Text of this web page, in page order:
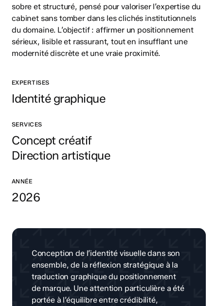
sobre et structuré, pensé pour valoriser l’expertise du
cabinet sans tomber dans les clichés institutionnels
du domaine. L’objectif : affirmer un positionnement
sérieux, lisible et rassurant, tout en insufflant une
modernité discrète et une vraie proximité.
EXPERTISES
Identité graphique
SERVICES
Concept créatif
Direction artistique
ANNÉE
2026
Conception de l’identité visuelle dans son
ensemble, de la réflexion stratégique à la
traduction graphique du positionnement
de marque. Une attention particulière a été
portée à l’équilibre entre crédibilité,